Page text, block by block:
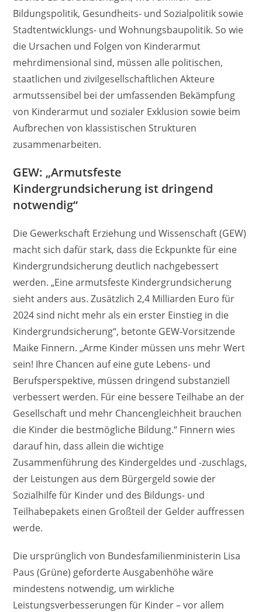
Bildungspolitik, Gesundheits- und Sozialpolitik sowie
Stadtentwicklungs- und Wohnungsbaupolitik. So wie
die Ursachen und Folgen von Kinderarmut
mehrdimensional sind, müssen alle politischen,
staatlichen und zivilgesellschaftlichen Akteure
armutssensibel bei der umfassenden Bekämpfung
von Kinderarmut und sozialer Exklusion sowie beim
Aufbrechen von klassistischen Strukturen
zusammenarbeiten.
GEW: „Armutsfeste
Kindergrundsicherung ist dringend
notwendig“
Die Gewerkschaft Erziehung und Wissenschaft (GEW)
macht sich dafür stark, dass die Eckpunkte für eine
Kindergrundsicherung deutlich nachgebessert
werden. „Eine armutsfeste Kindergrundsicherung
sieht anders aus. Zusätzlich 2,4 Milliarden Euro für
2024 sind nicht mehr als ein erster Einstieg in die
Kindergrundsicherung“, betonte GEW-Vorsitzende
Maike Finnern. „Arme Kinder müssen uns mehr Wert
sein! Ihre Chancen auf eine gute Lebens- und
Berufsperspektive, müssen dringend substanziell
verbessert werden. Für eine bessere Teilhabe an der
Gesellschaft und mehr Chancengleichheit brauchen
die Kinder die bestmögliche Bildung.“ Finnern wies
darauf hin, dass allein die wichtige
Zusammenführung des Kindergeldes und -zuschlags,
der Leistungen aus dem Bürgergeld sowie der
Sozialhilfe für Kinder und des Bildungs- und
Teilhabepakets einen Großteil der Gelder auffressen
werde.
Die ursprünglich von Bundesfamilienministerin Lisa
Paus (Grüne) geforderte Ausgabenhöhe wäre
mindestens notwendig, um wirkliche
Leistungsverbesserungen für Kinder – vor allem